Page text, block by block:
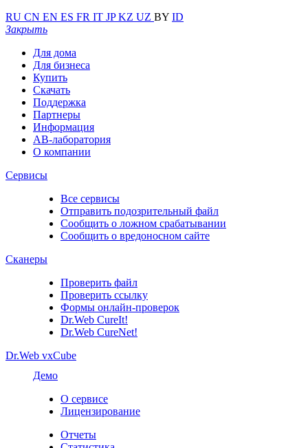
RU CN EN ES FR IT JPKZ UZ BY ID
Закрыть
Для дома
Для бизнеса
Купить
Скачать
Поддержка
Партнеры
Информация
АВ-лаборатория
О компании
Сервисы
Все сервисы
Отправить подозрительный файл
Сообщить о ложном срабатывании
Сообщить о вредоносном сайте
Сканеры
Проверить файл
Проверить ссылку
Формы онлайн-проверок
Dr.Web CureIt!
Dr.Web CureNet!
Dr.Web vxCube
Демо
О сервисе
Лицензирование
Отчеты